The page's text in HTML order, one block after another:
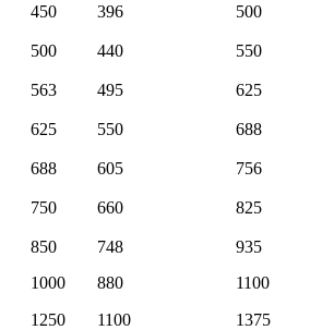
450 396 500
500 440 550
563 495 625
625 550 688
688 605 756
750 660 825
850 748
935
1000 880
1100
1250 1100 1375